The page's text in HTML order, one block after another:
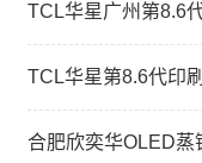
TCL华星广州第8.6
TCL华星第8.6代印
合肥欣奕华OLED蒸